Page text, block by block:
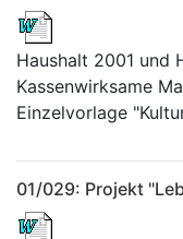
Haushalt 2001 und
Kassenwirksame
Einzelvorlage
01/029: Projekt